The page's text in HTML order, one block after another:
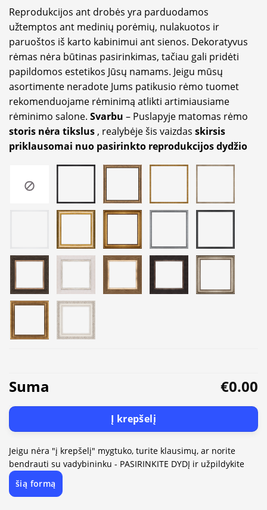
Reprodukcijos ant drobės yra parduodamos
užtemptos ant medinių porėmių, nulakuotos ir
paruoštos iš karto kabinimui ant sienos. Dekoratyvus
rėmas nėra būtinas pasirinkimas, tačiau gali pridėti
papildomos estetikos Jūsų namams. Jeigu mūsų
asortimente neradote Jums patikusio rėmo tuomet
rekomenduojame rėminimą atlikti artimiausiame
rėminimo salone. Svarbu – Puslapyje matomas rėmo
storis nėra tikslus , realybėje šis vaizdas skirsis
priklausomai nuo pasirinkto reprodukcijos dydžio
Suma €0.00
Į krepšelį
Jeigu nėra "į krepšelį" mygtuko, turite klausimų, ar norite
bendrauti su vadybininku - PASIRINKITE DYDĮ ir užpildykite
šią formą